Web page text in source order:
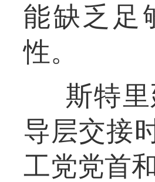
能缺乏足
性。
斯特
导层交接
工党党首